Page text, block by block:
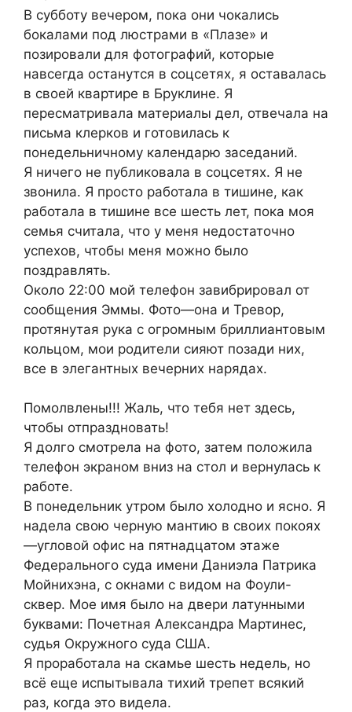
В субботу вечером, пока они чокались
бокалами под люстрами в «Плазе» и
позировали для фотографий, которые
навсегда останутся в соцсетях, я оставалась
в своей квартире в Бруклине. Я
пересматривала материалы дел, отвечала на
письма клерков и готовилась к
понедельничному календарю заседаний.
Я ничего не публиковала в соцсетях. Я не
звонила. Я просто работала в тишине, как
работала в тишине все шесть лет, пока моя
семья считала, что у меня недостаточно
успехов, чтобы меня можно было
поздравлять.
Около 22:00 мой телефон завибрировал от
сообщения Эммы. Фото—она и Тревор,
протянутая рука с огромным бриллиантовым
кольцом, мои родители сияют позади них,
все в элегантных вечерних нарядах.
Помолвлены!!! Жаль, что тебя нет здесь,
чтобы отпраздновать!
Я долго смотрела на фото, затем положила
телефон экраном вниз на стол и вернулась к
работе.
В понедельник утром было холодно и ясно. Я
надела свою черную мантию в своих покоях
—угловой офис на пятнадцатом этаже
Федерального суда имени Даниэла Патрика
Мойнихэна, с окнами с видом на Фоули-
сквер. Мое имя было на двери латунными
буквами: Почетная Александра Мартинес,
судья Окружного суда США.
Я проработала на скамье шесть недель, но
всё еще испытывала тихий трепет всякий
раз, когда это видела.